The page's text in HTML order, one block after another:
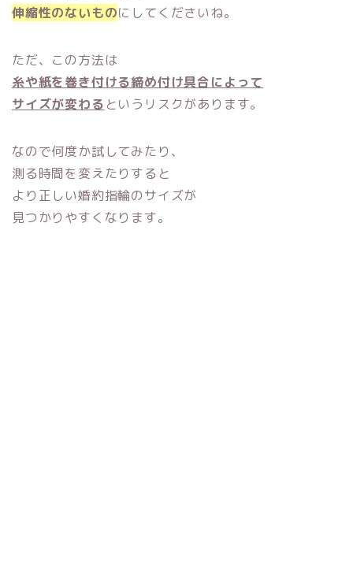
伸縮性のないものにしてくださいね。
ただ、この方法は
糸や紙を巻き付ける締め付け具合によって
サイズが変わる というリスクがあります。
なので何度か試してみたり、
測る時間を変えたりすると
より正しい婚約指輪のサイズが
見つかりやすくなります。